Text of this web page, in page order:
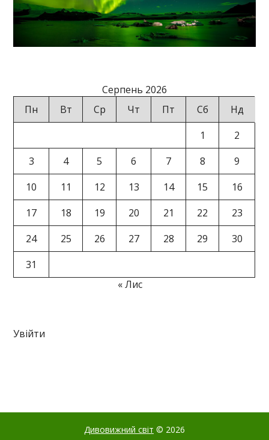
Серпень 2026
Пн
Вт Ср Чт Пт Сб
Нд
1
2
3
4 5 6 7 8
9
10
11 12 13 14 15
16
17
18 19 20 21 22
23
24
25 26 27 28 29
30
31
« Лис
Увійти
Дивовижний світ © 2026